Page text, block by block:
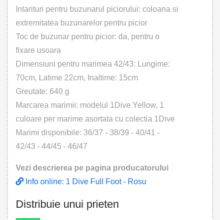
Intarituri pentru buzunarul piciorului: coloana si
extremitatea buzunarelor pentru picior
Toc de buzunar pentru picior: da, pentru o
fixare usoara
Dimensiuni pentru marimea 42/43: Lungime:
70cm, Latime 22cm, Inaltime: 15cm
Greutate: 640 g
Marcarea marimii: modelul 1Dive Yellow, 1
culoare per marime asortata cu colectia 1Dive
Marimi disponibile: 36/37 - 38/39 - 40/41 -
42/43 - 44/45 - 46/47
Vezi descrierea pe pagina producatorului
Info online: 1 Dive Full Foot - Rosu
Distribuie unui prieten